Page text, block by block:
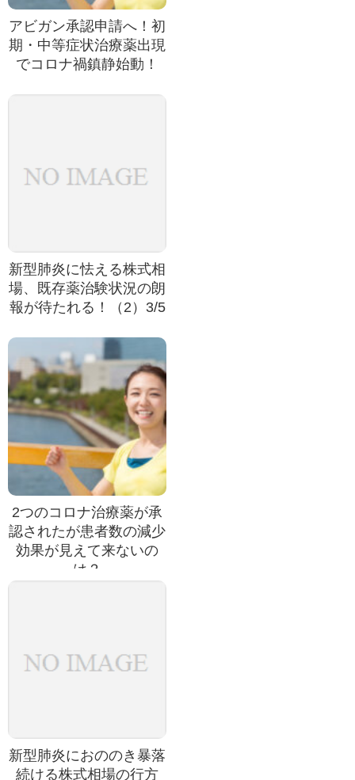
アビガン承認申請へ！初
期・中等症状治療薬出現
でコロナ禍鎮静始動！
新型肺炎に怯える株式相
場、既存薬治験状況の朗
報が待たれる！（2）3/5
2つのコロナ治療薬が承
認されたが患者数の減少
効果が見えて来ないの
は？
新型肺炎におののき暴落
続ける株式相場の行方